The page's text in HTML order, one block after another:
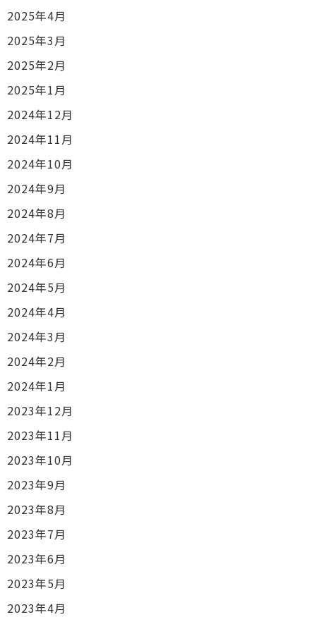
2025年4月
2025年3月
2025年2月
2025年1月
2024年12月
2024年11月
2024年10月
2024年9月
2024年8月
2024年7月
2024年6月
2024年5月
2024年4月
2024年3月
2024年2月
2024年1月
2023年12月
2023年11月
2023年10月
2023年9月
2023年8月
2023年7月
2023年6月
2023年5月
2023年4月